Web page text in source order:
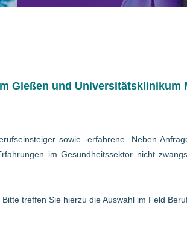
Gießen und Universitätsklinikum
sowie -erfahrene. Neben
im Gesundheitssektor nicht
treffen Sie hierzu die Auswahl im Feld